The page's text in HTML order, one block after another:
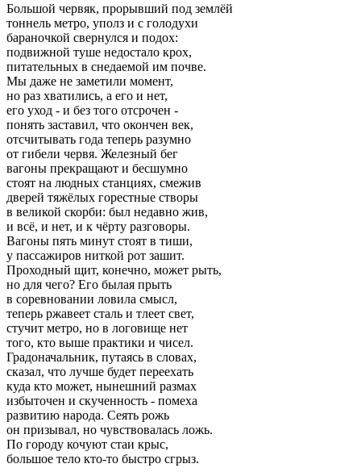
Большой червяк, прорывший под землёй
тоннель метро, уполз и с голодухи
бараночкой свернулся и подох:
подвижной туше недостало крох,
питательных в снедаемой им почве.
Мы даже не заметили момент,
но раз хватились, а его и нет,
его уход - и без того отсрочен -
понять заставил, что окончен век,
отсчитывать года теперь разумно
от гибели червя. Железный бег
вагоны прекращают и бесшумно
стоят на людных станциях, смежив
дверей тяжёлых горестные створы
в великой скорби: был недавно жив,
и всё, и нет, и к чёрту разговоры.
Вагоны пять минут стоят в тиши,
у пассажиров ниткой рот зашит.
Проходный щит, конечно, может рыть,
но для чего? Его былая прыть
в соревновании ловила смысл,
теперь ржавеет сталь и тлеет свет,
стучит метро, но в логовище нет
того, кто выше практики и чисел.
Градоначальник, путаясь в словах,
сказал, что лучше будет переехать
куда кто может, нынешний размах
избыточен и скученность - помеха
развитию народа. Сеять рожь
он призывал, но чувствовалась ложь.
По городу кочуют стаи крыс,
большое тело кто-то быстро сгрыз.